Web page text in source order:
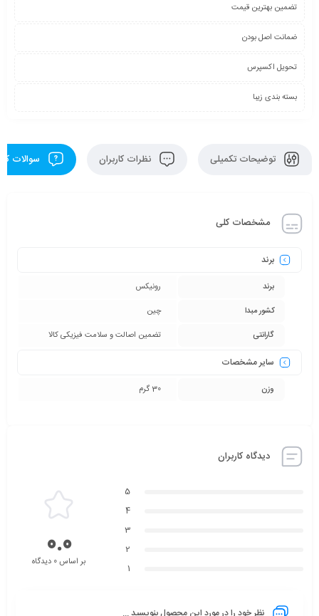
تضمین بهترین قیمت
ضمانت اصل بودن
تحویل اکسپرس
بسته بندی زیبا
توضیحات تکمیلی نظرات کاربران سوالات
مشخصات کلی
برند
برند
رونیکس
کشور مبدا
چین
گارانتی
تضمین اصالت و سلامت فیزیکی کالا
سایر مشخصات
وزن 30 گرم
دیدگاه کاربران
5
4
3
2
1
0.0بر اساس 0 دیدگاه